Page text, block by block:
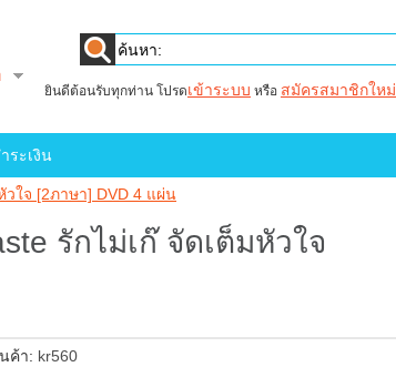
ยินดีต้อนรับทุกท่าน โปรดเข้าระบบ หรือ สมัครสมาชิกใหม่
ระเงิน
วใจ [2ภาษา] DVD 4 แผ่น
รักไม่เก๊ จัดเต็มหัวใจ
ค้า: kr560